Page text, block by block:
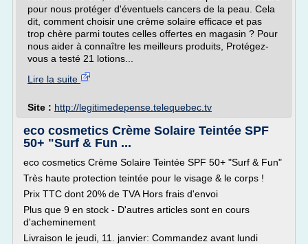
pour nous protéger d'éventuels cancers de la peau. Cela
dit, comment choisir une crème solaire efficace et pas
trop chère parmi toutes celles offertes en magasin ? Pour
nous aider à connaître les meilleurs produits, Protégez-
vous a testé 21 lotions...
Lire la suite
Site : http://legitimedepense.telequebec.tv
eco cosmetics Crème Solaire Teintée SPF
50+ "Surf & Fun ...
eco cosmetics Crème Solaire Teintée SPF 50+ "Surf & Fun"
Très haute protection teintée pour le visage & le corps !
Prix TTC dont 20% de TVA Hors frais d'envoi
Plus que 9 en stock - D'autres articles sont en cours
d'acheminement
Livraison le jeudi, 11. janvier: Commandez avant lundi